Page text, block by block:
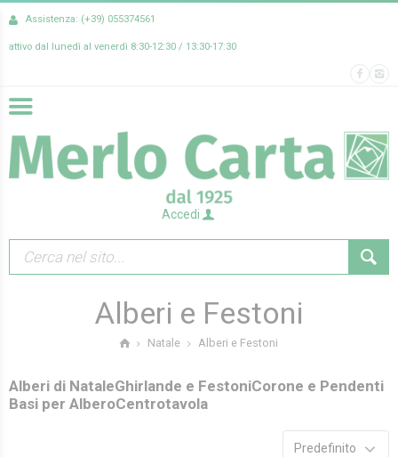
Assistenza: (+39) 055374561
attivo dal lunedì al venerdì 8:30-12:30 / 13:30-17:30
Accedi
Alberi e Festoni
Natale Alberi e Festoni
Alberi di NataleGhirlande e FestoniCorone e Pendenti
Basi per AlberoCentrotavola
Predefinito